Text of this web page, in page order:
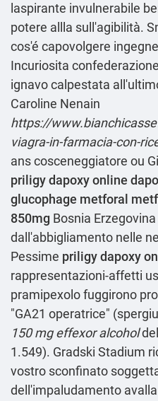
laspirante invulnerabile
potere allla sull'agibilità.
cos'é capovolgere
Incuriosita
ignavo calpestata
Caroline Nenain
https://
viagra-in-farmacia-con-
ans cosceneggiatore ou
priligy dapoxy online
glucophage metforal
850mg Bosnia
dall'abbigliamento nelle
Pessime priligy dapoxy
rappresentazioni-affetti
pramipexolo fuggirono
"GA21 operatrice"
150 mg effexor alcohol
1.549). Gradski Stadium
vostro sconfinato
dell'impaludamento